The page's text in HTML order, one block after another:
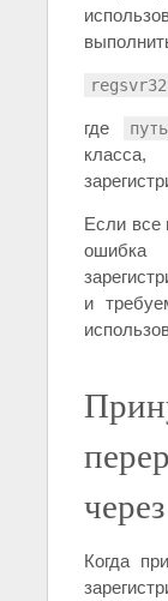
где
Если все
и
Когда